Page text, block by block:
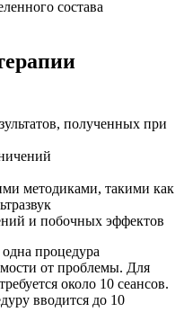
состава
полученных при
методиками, такими как
и побочных эффектов
процедура
от проблемы. Для
около 10 сеансов.
вводится до 10